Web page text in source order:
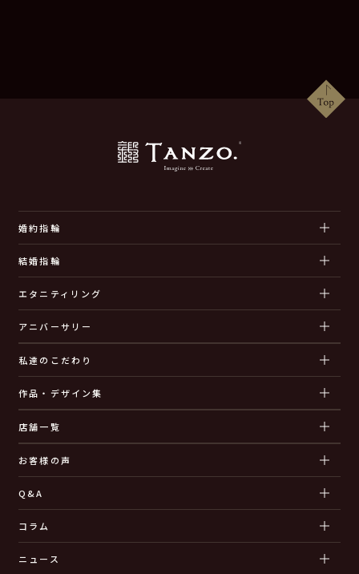
婚約指輪
結婚指輪
エタニティリング
アニバーサリー
私達のこだわり
作品・デザイン集
店舗一覧
お客様の声
Q&A
コラム
ニュース